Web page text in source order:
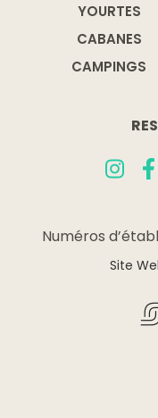
YOURTES
CABANES
CAMPINGS
Numéros
Site